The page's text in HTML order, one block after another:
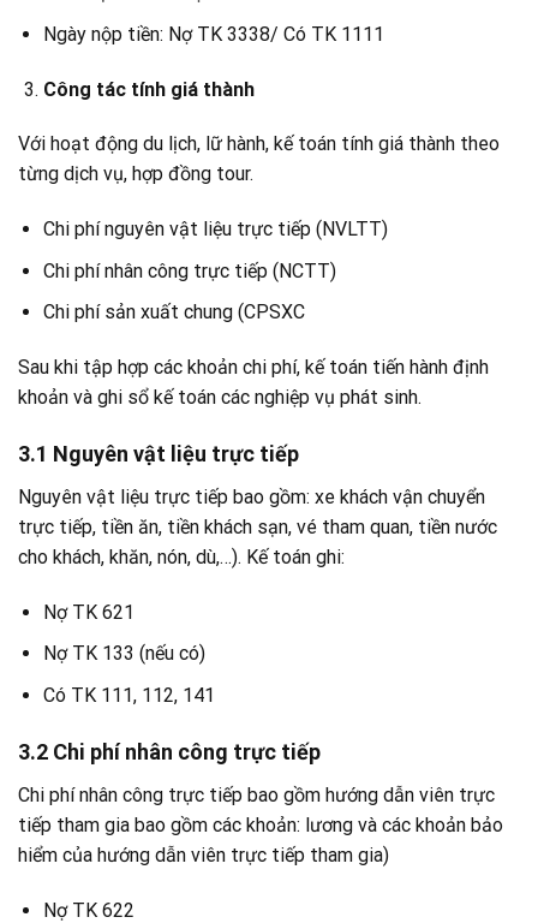
Ngày nộp tiền: Nợ TK 3338/ Có TK 1111
Công tác tính giá thành
Với hoạt động du lịch, lữ hành, kế toán tính giá thành theo
từng dịch vụ, hợp đồng tour.
Chi phí nguyên vật liệu trực tiếp (NVLTT)
Chi phí nhân công trực tiếp (NCTT)
Chi phí sản xuất chung (CPSXC
Sau khi tập hợp các khoản chi phí, kế toán tiến hành định
khoản và ghi sổ kế toán các nghiệp vụ phát sinh.
3.1 Nguyên vật liệu trực tiếp
Nguyên vật liệu trực tiếp bao gồm: xe khách vận chuyển
trực tiếp, tiền ăn, tiền khách sạn, vé tham quan, tiền nước
cho khách, khăn, nón, dù,…). Kế toán ghi:
Nợ TK 621
Nợ TK 133 (nếu có)
Có TK 111, 112, 141
3.2 Chi phí nhân công trực tiếp
Chi phí nhân công trực tiếp bao gồm hướng dẫn viên trực
tiếp tham gia bao gồm các khoản: lương và các khoản bảo
hiểm của hướng dẫn viên trực tiếp tham gia)
Nợ TK 622